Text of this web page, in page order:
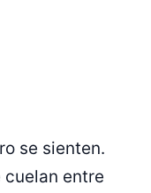
se sienten.
cuelan entre